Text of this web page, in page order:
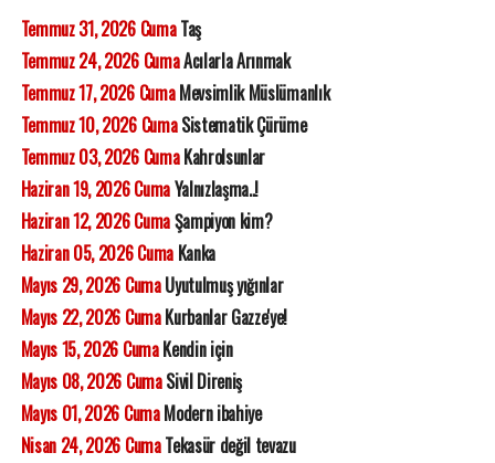
Temmuz 31, 2026 CumaTaş
Temmuz 24, 2026 CumaAcılarla Arınmak
Temmuz 17, 2026 CumaMevsimlik Müslümanlık
Temmuz 10, 2026 CumaSistematik Çürüme
Temmuz 03, 2026 CumaKahrolsunlar
Haziran 19, 2026 CumaYalnızlaşma..!
Haziran 12, 2026 CumaŞampiyon kim?
Haziran 05, 2026 CumaKanka
Mayıs 29, 2026 CumaUyutulmuş yığınlar
Mayıs 22, 2026 CumaKurbanlar Gazze'ye!
Mayıs 15, 2026 CumaKendin için
Mayıs 08, 2026 CumaSivil Direniş
Mayıs 01, 2026 CumaModern ibahiye
Nisan 24, 2026 CumaTekasür değil tevazu